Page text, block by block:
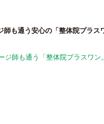
師も通う安心の「整体院プラス